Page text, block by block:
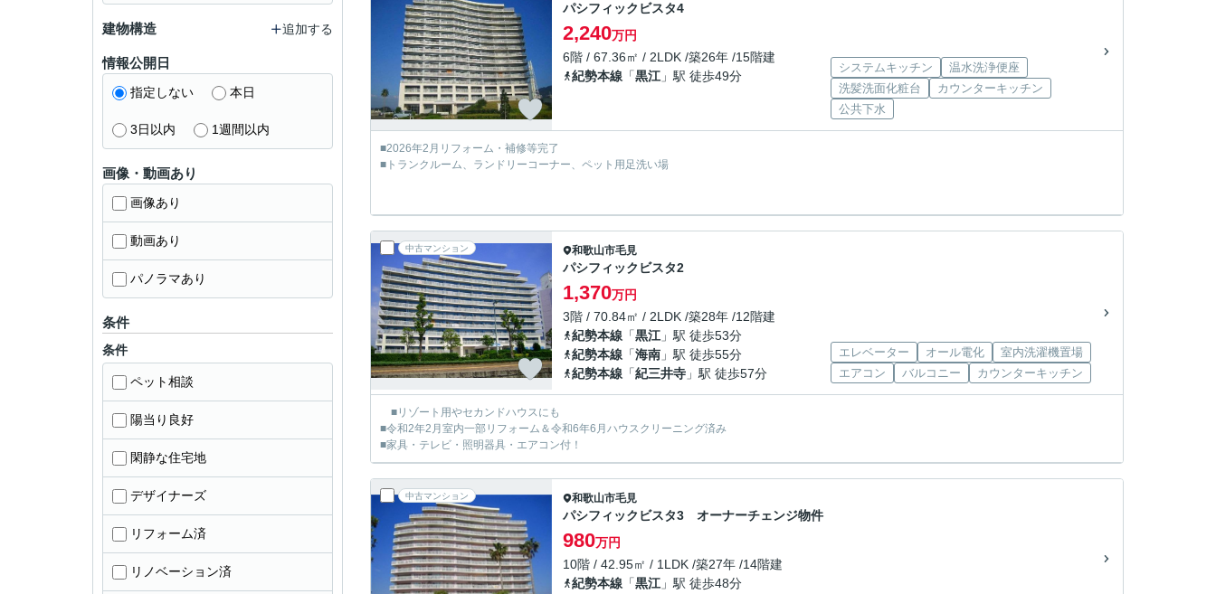
パシフィックビスタ4
2,240万円
6階 / 67.36㎡ / 2LDK /築26年 /15階建
紀勢本線 「黒江 」駅 徒歩49分
システムキッチン
温水洗浄便座
洗髪洗面化粧台
カウンターキッチン
公共下水
■2026年2月リフォーム・補修等完了
■トランクルーム、ランドリーコーナー、ペット用足洗い場
中古マンション 和歌山市毛見
パシフィックビスタ2
1,370万円
3階 / 70.84㎡ / 2LDK /築28年 /12階建
紀勢本線 「黒江 」駅 徒歩53分
紀勢本線 「海南 」駅 徒歩55分
紀勢本線 「紀三井寺 」駅 徒歩57分
エレベーター オール電化
室内洗濯機置場
エアコン
バルコニー カウンターキッチン
■リゾート用やセカンドハウスにも
■令和2年2月室内一部リフォーム＆令和6年6月ハウスクリーニング済み
■家具・テレビ・照明器具・エアコン付！
中古マンション 和歌山市毛見
パシフィックビスタ3 オーナーチェンジ物件
980万円
10階 / 42.95㎡ / 1LDK /築27年 /14階建
紀勢本線 「黒江 」駅 徒歩48分
建物構造 追加する
情報公開日
指定しない 本日
3日以内 1週間以内
画像・動画あり
画像あり
動画あり
パノラマあり
条件
条件
ペット相談
陽当り良好
閑静な住宅地
デザイナーズ
リフォーム済
リノベーション済